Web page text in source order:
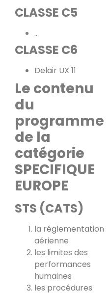
CLASSE C5
…
CLASSE C6
Delair UX 11
Le contenu
du
programme
de la
catégorie
SPECIFIQUE
EUROPE
STS (CATS)
la réglementation
aérienne
les limites des
performances
humaines
les procédures